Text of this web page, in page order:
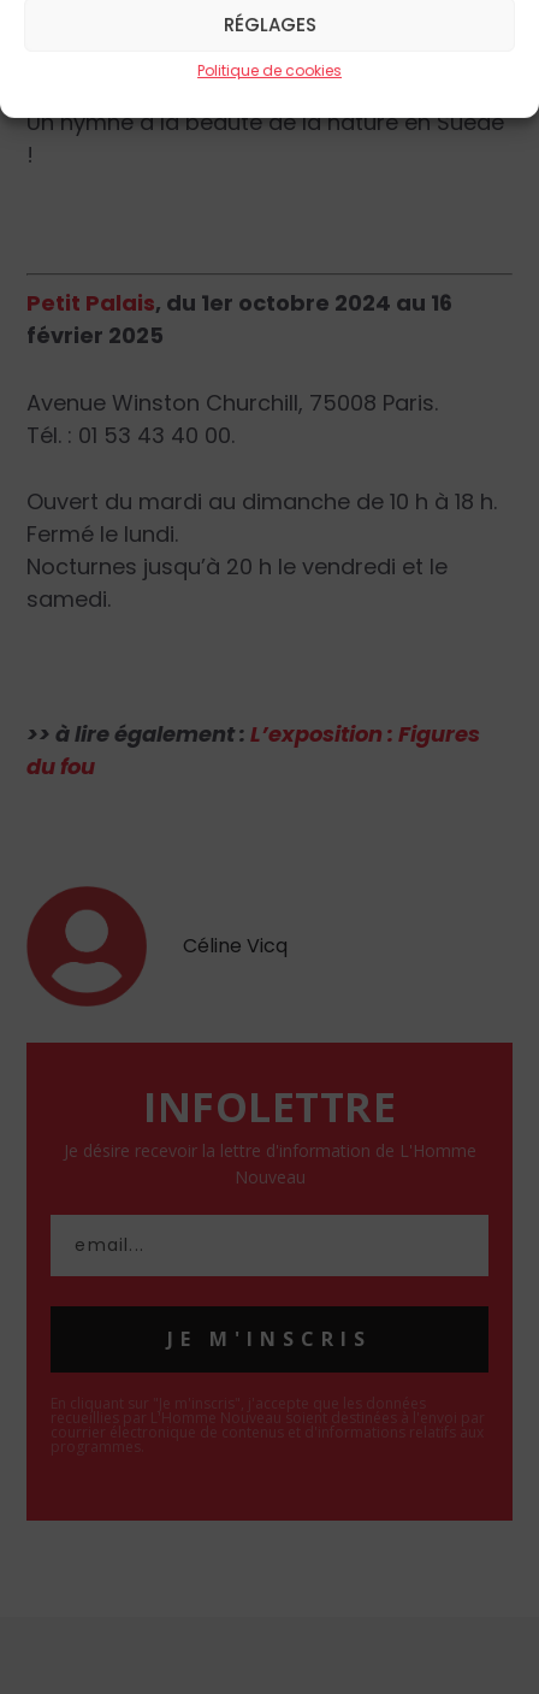
RÉGLAGES
Politique de cookies
suédois. Mais très vite, il regagne son pays
Un hymne à la beauté de la nature en Suède
!
Petit Palais, du 1er octobre 2024 au 16
février 2025
Avenue Winston Churchill, 75008 Paris.
Tél. : 01 53 43 40 00.
Ouvert du mardi au dimanche de 10 h à 18 h.
Fermé le lundi.
Nocturnes jusqu’à 20 h le vendredi et le
samedi.
>> à lire également :L’exposition : Figures
du fou
Céline Vicq
INFOLETTRE
Je désire recevoir la lettre d'information de L'Homme
Nouveau
JE M'INSCRIS
En cliquant sur "Je m'inscris", j'accepte que les données
recueillies par L'Homme Nouveau soient destinées à l'envoi par
courrier électronique de contenus et d'informations relatifs aux
programmes.